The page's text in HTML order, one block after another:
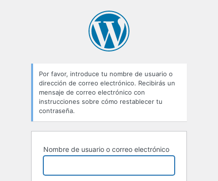
Por favor, introduce tu nombre de usuario o
dirección de correo electrónico. Recibirás un
mensaje de correo electrónico con
instrucciones sobre cómo restablecer tu
contraseña.
Nombre de usuario o correo electrónico